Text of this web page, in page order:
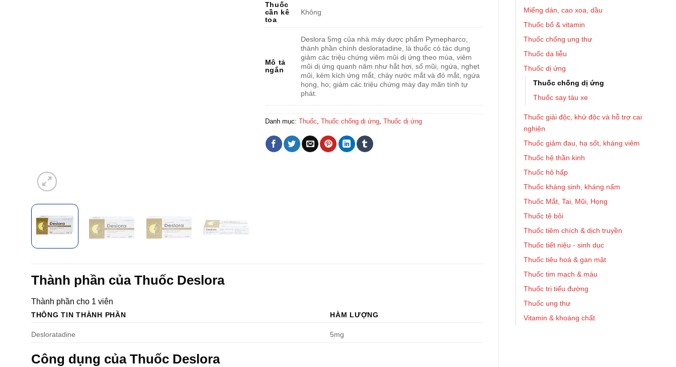
Miếng dán, cao xoa, dầu
Thuốc bổ & vitamin
Thuốc chống ung thư
Thuốc da liễu
Thuốc dị ứng
Thuốc chống dị ứng
Thuốc say tàu xe
Thuốc giải độc, khử độc và hỗ trợ cai
nghiện
Thuốc giảm đau, hạ sốt, kháng viêm
Thuốc hệ thần kinh
Thuốc hô hấp
Thuốc kháng sinh, kháng nấm
Thuốc Mắt, Tai, Mũi, Họng
Thuốc tê bôi
Thuốc tiêm chích & dịch truyền
Thuốc tiết niệu - sinh dục
Thuốc tiêu hoá & gan mật
Thuốc tim mạch & máu
Thuốc trị tiểu đường
Thuốc ung thư
Vitamin & khoáng chất
Thuốc
cần kê
toa
Không
Mô tả
ngắn
Deslora 5mg của nhà máy dược phẩm Pymepharco,
thành phần chính desloratadine, là thuốc có tác dụng
giảm các triệu chứng viêm mũi dị ứng theo mùa, viêm
mũi dị ứng quanh năm như hắt hơi, sổ mũi, ngứa, nghẹt
mũi, kèm kích ứng mắt, chảy nước mắt và đỏ mắt, ngứa
họng, ho; giảm các triệu chứng mày đay mãn tính tự
phát.
Danh mục: Thuốc, Thuốc chống dị ứng, Thuốc dị ứng
Thành phần của Thuốc Deslora
Thành phần cho 1 viên
THÔNG TIN THÀNH PHẦN HÀM LƯỢNG
Desloratadine 5mg
Công dụng của Thuốc Deslora